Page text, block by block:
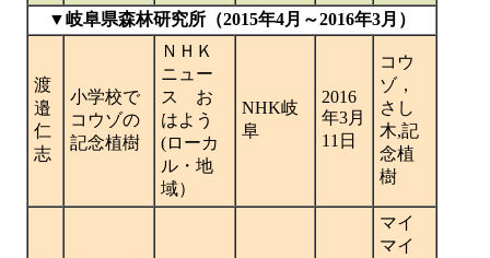
▼岐阜県森林研究所（2015年4月～2016年3月）
渡
邉
仁
志
小学校で
コウゾの
記念植樹
ＮＨＫ
ニュー
ス お
はよう
(ローカ
ル・地
域）
NHK岐
阜
2016
年3月
11日
コウ
ゾ，
さし
木,記
念植
樹
マイ
マイ